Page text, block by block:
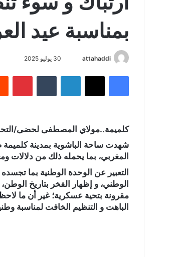
بمناسبة عيد
attahaddi
ي
د
ل
ك
ر
30 يوليو 2025
فيسبوك لينكدإن بينتيريست
كلميمة..مولاي المصطفى لحضى/
المغربي، بما يحمله ذلك من دلالات
التعبير عن الوحدة الوطنية بما
الوطني، و إظهار الفخر بتاريخ
مقرونة بتحية عسكرية؛ غير أن ما
الباهت و التنظيم الخافت لمناسبة